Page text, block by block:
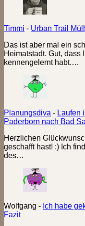
Timmi - Urban Trail
Das ist aber mal ein
Heimatstadt. Gut, dass
kennengelernt habt.…
Planungsdiva - Laufen
Paderborn nach Bad
Herzlichen
geschafft hast! :) Ich
des…
Wolfgang - Ich habe
Fazit